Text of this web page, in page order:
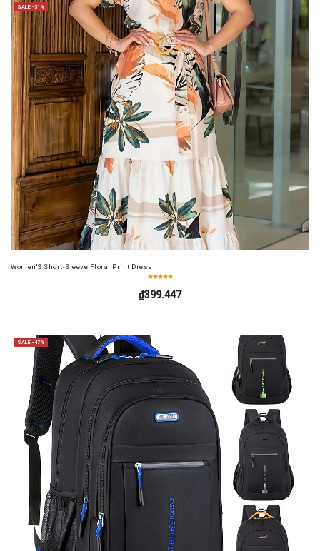
SALE -31%
Women'S Short-Sleeve Floral Print Dress
₫399.447
SALE -47%